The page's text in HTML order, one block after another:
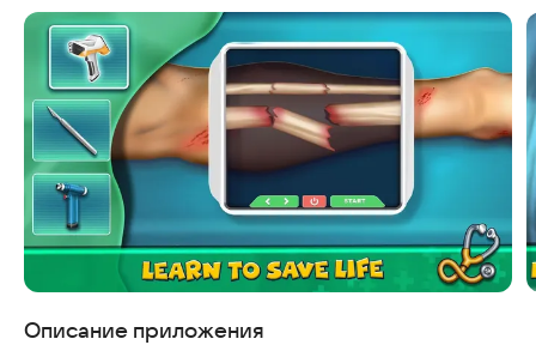
Скриншоты
Описание приложения